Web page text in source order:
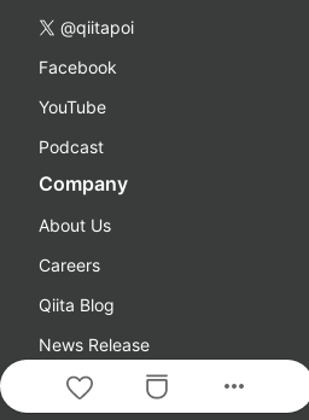
more_horiz
@qiitapoi
Facebook
YouTube
Podcast
Company
About Us
Careers
Qiita Blog
News Release